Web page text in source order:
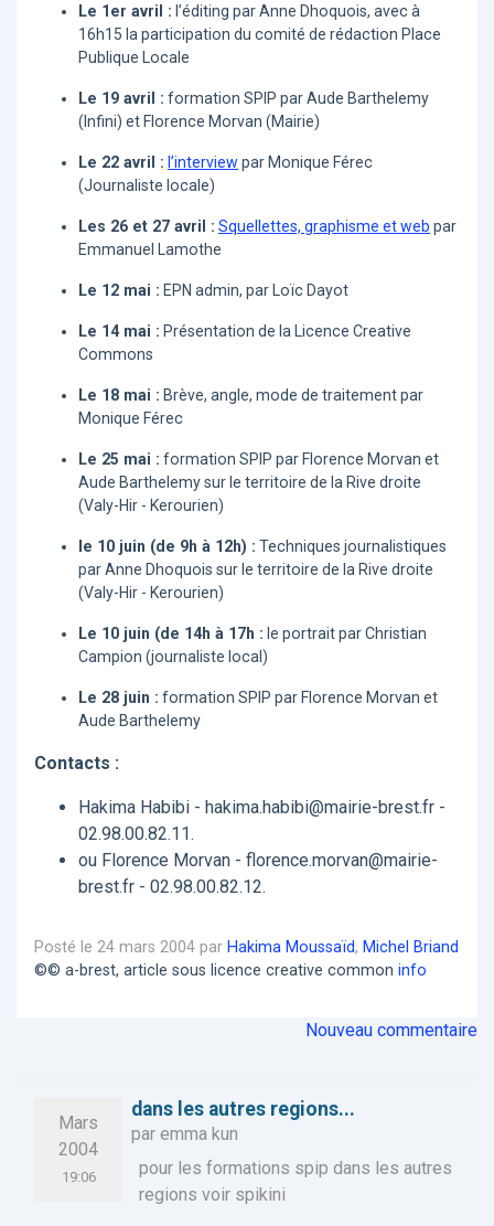
Le 1er avril : l’éditing par Anne Dhoquois, avec à
16h15 la participation du comité de rédaction Place
Publique Locale
Le 19 avril : formation SPIP par Aude Barthelemy
(Infini) et Florence Morvan (Mairie)
Le 22 avril : l’interviewpar Monique Férec
(Journaliste locale)
Les 26 et 27 avril : Squellettes, graphisme et web par
Emmanuel Lamothe
Le 12 mai : EPN admin, par Loïc Dayot
Le 14 mai : Présentation de la Licence Creative
Commons
Le 18 mai : Brève, angle, mode de traitement par
Monique Férec
Le 25 mai : formation SPIP par Florence Morvan et
Aude Barthelemy sur le territoire de la Rive droite
(Valy-Hir - Kerourien)
le 10 juin (de 9h à 12h) : Techniques journalistiques
par Anne Dhoquois sur le territoire de la Rive droite
(Valy-Hir - Kerourien)
Le 10 juin (de 14h à 17h : le portrait par Christian
Campion (journaliste local)
Le 28 juin : formation SPIP par Florence Morvan et
Aude Barthelemy
Contacts :
Hakima Habibi - hakima.habibi@mairie-brest.fr -
02.98.00.82.11.
ou Florence Morvan - florence.morvan@mairie-
brest.fr - 02.98.00.82.12.
Posté le 24 mars 2004 par Hakima Moussaïd, Michel Briand
©© a-brest, article sous licence creative common info
Nouveau commentaire
Mars
2004
19:06
dans les autres regions...
par emma kun
pour les formations spip dans les autres
regions voir spikini